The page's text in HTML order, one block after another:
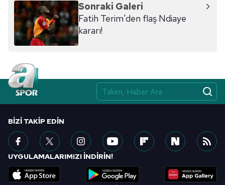
Sonraki Galeri
Fatih Terim'den flaş Ndiaye
kararı!
BIZI TAKIP EDIN
UYGULAMALARIMIZI İNDİRİN!